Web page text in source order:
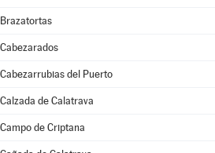
Brazatortas
Cabezarados
Cabezarrubias del Puerto
Calzada de Calatrava
Campo de Criptana